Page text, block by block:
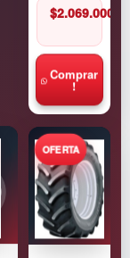
$2.069.000
Comprar
!